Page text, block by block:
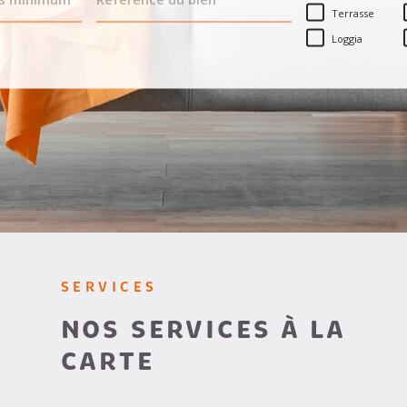
BIEN Terrasse
Loggia
SERVICES
NOS SERVICES À LA
CARTE